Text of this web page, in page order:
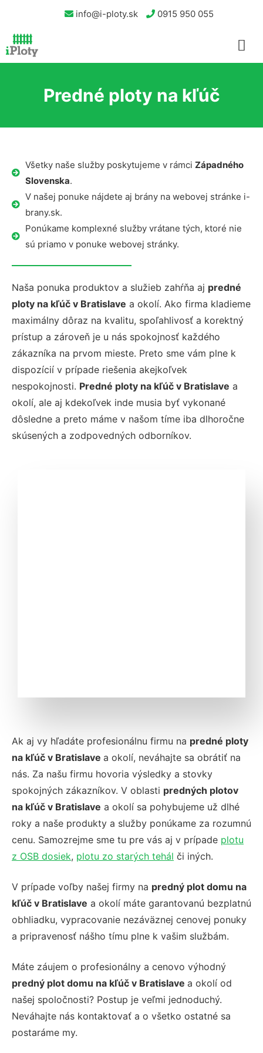
info@i-ploty.sk 0915 950 055
Predné ploty na kľúč
Všetky naše služby poskytujeme v rámci Západného
Slovenska.
V našej ponuke nájdete aj brány na webovej stránke i-
brany.sk.
Ponúkame komplexné služby vrátane tých, ktoré nie
sú priamo v ponuke webovej stránky.
Naša ponuka produktov a služieb zahŕňa aj predné
ploty na kľúč v Bratislave a okolí. Ako firma kladieme
maximálny dôraz na kvalitu, spoľahlivosť a korektný
prístup a zároveň je u nás spokojnosť každého
zákazníka na prvom mieste. Preto sme vám plne k
dispozícií v prípade riešenia akejkoľvek
nespokojnosti. Predné ploty na kľúč v Bratislave a
okolí, ale aj kdekoľvek inde musia byť vykonané
dôsledne a preto máme v našom tíme iba dlhoročne
skúsených a zodpovedných odborníkov.
Ak aj vy hľadáte profesionálnu firmu na predné ploty
na kľúč v Bratislave a okolí, neváhajte sa obrátiť na
nás. Za našu firmu hovoria výsledky a stovky
spokojných zákazníkov. V oblasti predných plotov
na kľúč v Bratislave a okolí sa pohybujeme už dlhé
roky a naše produkty a služby ponúkame za rozumnú
cenu. Samozrejme sme tu pre vás aj v prípade plotu
z OSB dosiek, plotu zo starých tehál či iných.
V prípade voľby našej firmy na predný plot domu na
kľúč v Bratislave a okolí máte garantovanú bezplatnú
obhliadku, vypracovanie nezáväznej cenovej ponuky
a pripravenosť nášho tímu plne k vašim službám.
Máte záujem o profesionálny a cenovo výhodný
predný plot domu na kľúč v Bratislave a okolí od
našej spoločnosti? Postup je veľmi jednoduchý.
Neváhajte nás kontaktovať a o všetko ostatné sa
postaráme my.